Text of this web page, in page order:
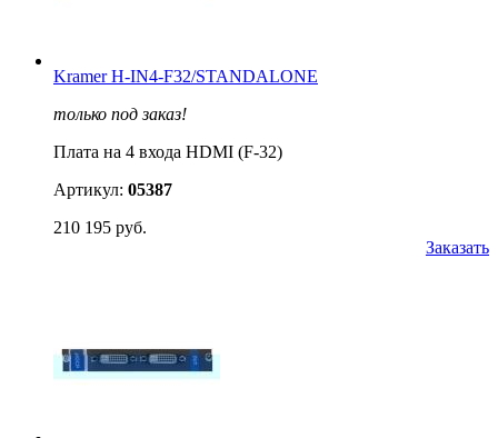
Kramer H-IN4-F32/STANDALONE
только под заказ!
Плата на 4 входа HDMI (F-32)
Артикул: 05387
210 195 руб.
Заказать